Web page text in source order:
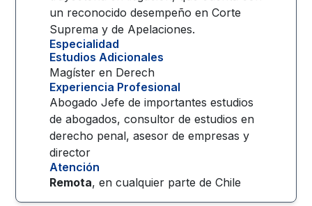
un reconocido desempeño en Corte
Suprema y de Apelaciones.
Especialidad
Estudios Adicionales
Magíster en Derech
Experiencia Profesional
Abogado Jefe de importantes estudios
de abogados, consultor de estudios en
derecho penal, asesor de empresas y
director
Atención
Remota, en cualquier parte deChile